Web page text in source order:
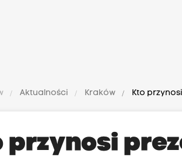
Aktualności Kraków Kto
przynosi